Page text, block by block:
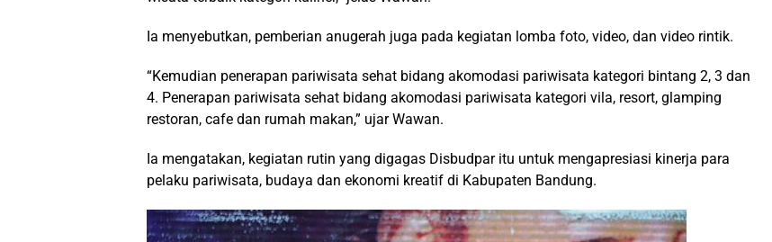
Ia menyebutkan, pemberian anugerah juga pada kegiatan lomba foto, video, dan video rintik.
“Kemudian penerapan pariwisata sehat bidang akomodasi pariwisata kategori bintang 2, 3 dan
4. Penerapan pariwisata sehat bidang akomodasi pariwisata kategori vila, resort, glamping
restoran, cafe dan rumah makan,” ujar Wawan.
Ia mengatakan, kegiatan rutin yang digagas Disbudpar itu untuk mengapresiasi kinerja para
pelaku pariwisata, budaya dan ekonomi kreatif di Kabupaten Bandung.